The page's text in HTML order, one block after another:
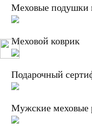
Меховые подушки
Меховой коврик
Подарочный
Мужские меховые